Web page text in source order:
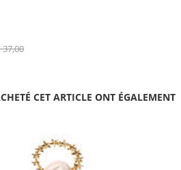
37,00
CET ARTICLE ONT ÉGALEMENT